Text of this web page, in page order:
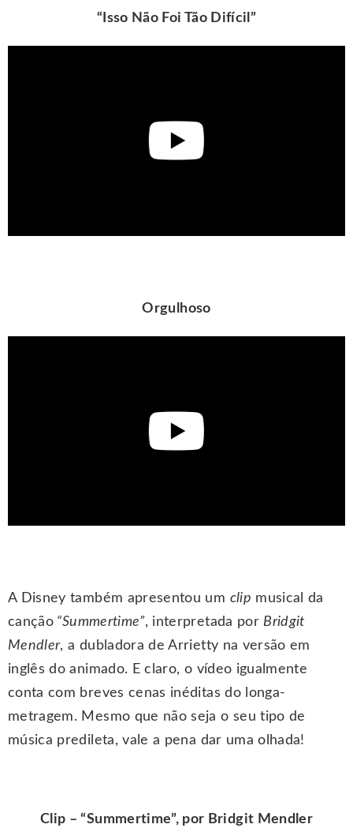
“Isso Não Foi Tão Difícil”
Orgulhoso
A Disney também apresentou um clip musical da
canção “Summertime”, interpretada por Bridgit
Mendler, a dubladora de Arrietty na versão em
inglês do animado. E claro, o vídeo igualmente
conta com breves cenas inéditas do longa-
metragem. Mesmo que não seja o seu tipo de
música predileta, vale a pena dar uma olhada!
Clip – “Summertime”, por Bridgit Mendler